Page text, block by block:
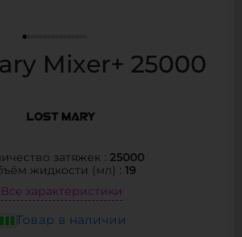
Mixer+ 25000
затяжек : 25000
жидкости (мл) : 19
Все характеристики
Товар в наличии